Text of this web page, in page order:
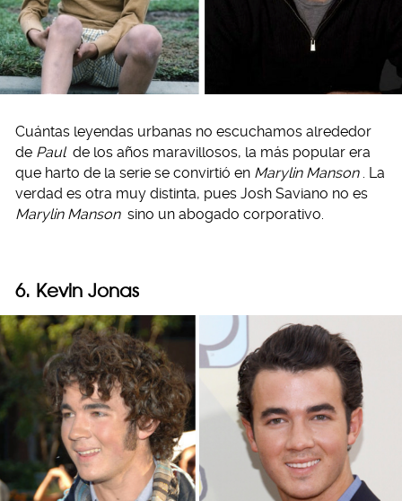
Cuántas leyendas urbanas no escuchamos alrededor
de Paul de los años maravillosos, la más popular era
que harto de la serie se convirtió en Marylin Manson . La
verdad es otra muy distinta, pues Josh Saviano no es
Marylin Manson sino un abogado corporativo.
6. Kevin Jonas